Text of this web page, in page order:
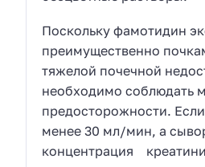
Поскольку фамотидин
преимущественно
тяжелой почечной
необходимо соблюдать
предосторожности.
менее 30 мл/мин, а
концентрация